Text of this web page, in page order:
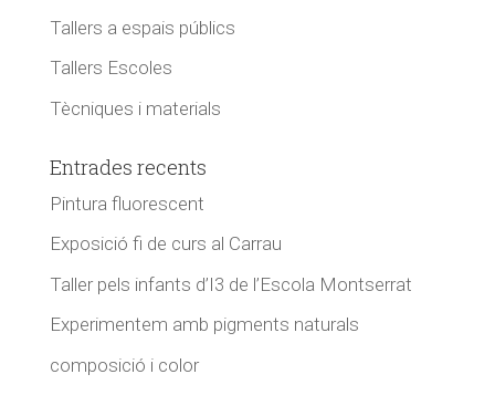
Tallers a espais públics
Tallers Escoles
Tècniques i materials
Entrades recents
Pintura fluorescent
Exposició fi de curs al Carrau
Taller pels infants d’I3 de l’Escola Montserrat
Experimentem amb pigments naturals
composició i color